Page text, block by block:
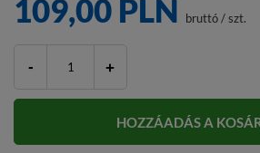
109,00 PLN bruttó/szt.
- +
HOZZÁADÁS A